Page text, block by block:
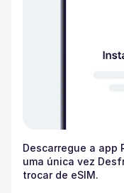
Descarregue a app
uma única vez
trocar de eSIM.